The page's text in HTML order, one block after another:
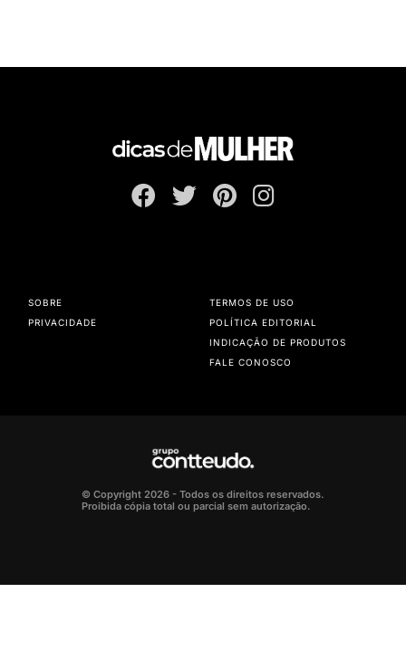
SOBRE
PRIVACIDADE
TERMOS DE USO
POLÍTICA EDITORIAL
INDICAÇÃO DE PRODUTOS
FALE CONOSCO
© Copyright 2026 - Todos os direitos reservados.
Proibida cópia total ou parcial sem autorização.